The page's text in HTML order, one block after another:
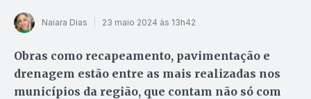
Naiara Dias 23 maio 2024 às 13h42
Obras como recapeamento, pavimentação e
drenagem estão entre as mais realizadas nos
municípios da região, que contam não só com